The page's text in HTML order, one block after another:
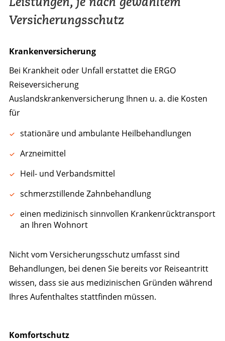
Versicherungsschutz
Krankenversicherung
Bei Krankheit oder Unfall erstattet die ERGO
Reiseversicherung
Auslandskrankenversicherung Ihnen u. a. die Kosten
für
stationäre und ambulante Heilbehandlungen
Arzneimittel
Heil- und Verbandsmittel
schmerzstillende Zahnbehandlung
einen medizinisch sinnvollen Krankenrücktransport
an Ihren Wohnort
Nicht vom Versicherungsschutz umfasst sind
Behandlungen, bei denen Sie bereits vor Reiseantritt
wissen, dass sie aus medizinischen Gründen während
Ihres Aufenthaltes stattfinden müssen.
Komfortschutz